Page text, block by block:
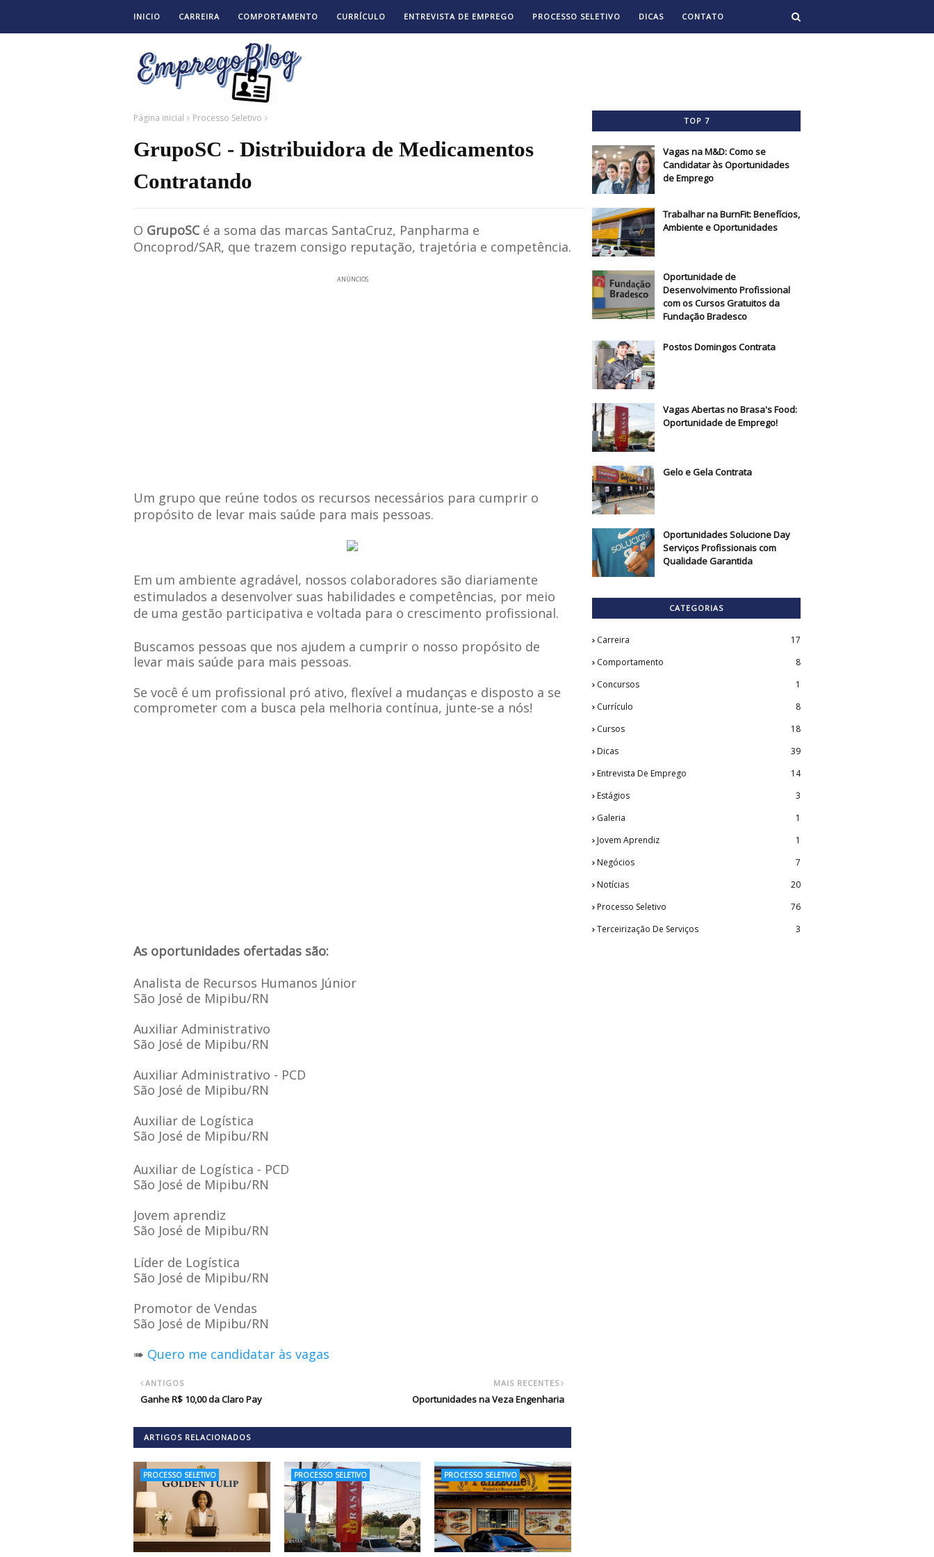
INICIO CARREIRA COMPORTAMENTO CURRÍCULO ENTREVISTA DE EMPREGO PROCESSO SELETIVO DICAS CONTATO
Página inicial Processo Seletivo
GrupoSC - Distribuidora de Medicamentos
Contratando
O GrupoSC é a soma das marcas SantaCruz, Panpharma e
Oncoprod/SAR, que trazem consigo reputação, trajetória e competência.
ANÚNCIOS
Um grupo que reúne todos os recursos necessários para cumprir o
propósito de levar mais saúde para mais pessoas.
Em um ambiente agradável, nossos colaboradores são diariamente
estimulados a desenvolver suas habilidades e competências, por meio
de uma gestão participativa e voltada para o crescimento profissional.
Buscamos pessoas que nos ajudem a cumprir o nosso propósito de
levar mais saúde para mais pessoas.
Se você é um profissional pró ativo, flexível a mudanças e disposto a se
comprometer com a busca pela melhoria contínua, junte-se a nós!
As oportunidades ofertadas são:
Analista de Recursos Humanos Júnior
São José de Mipibu/RN
Auxiliar Administrativo
São José de Mipibu/RN
Auxiliar Administrativo - PCD
São José de Mipibu/RN
Auxiliar de Logística
São José de Mipibu/RN
Auxiliar de Logística - PCD
São José de Mipibu/RN
Jovem aprendiz
São José de Mipibu/RN
Líder de Logística
São José de Mipibu/RN
Promotor de Vendas
São José de Mipibu/RN
➠ Quero me candidatar às vagas
MAIS RECENTES
Oportunidades na Veza Engenharia
ANTIGOS
Ganhe R$ 10,00 da Claro Pay
ARTIGOS RELACIONADOS
PROCESSO SELETIVO PROCESSO SELETIVO PROCESSO SELETIVO
TOP 7
Vagas na M&D: Como se
Candidatar às Oportunidades
de Emprego
Trabalhar na BurnFit: Benefícios,
Ambiente e Oportunidades
Oportunidade de
Desenvolvimento Profissional
com os Cursos Gratuitos da
Fundação Bradesco
Postos Domingos Contrata
Vagas Abertas no Brasa's Food:
Oportunidade de Emprego!
Gelo e Gela Contrata
Oportunidades Solucione Day
Serviços Profissionais com
Qualidade Garantida
CATEGORIAS
Carreira
17
Comportamento
8
Concursos
1
Currículo
8
Cursos
18
Dicas
39
Entrevista De Emprego
14
Estágios
3
Galeria
1
Jovem Aprendiz
1
Negócios
7
Notícias
20
Processo Seletivo
76
Terceirização De Serviços
3